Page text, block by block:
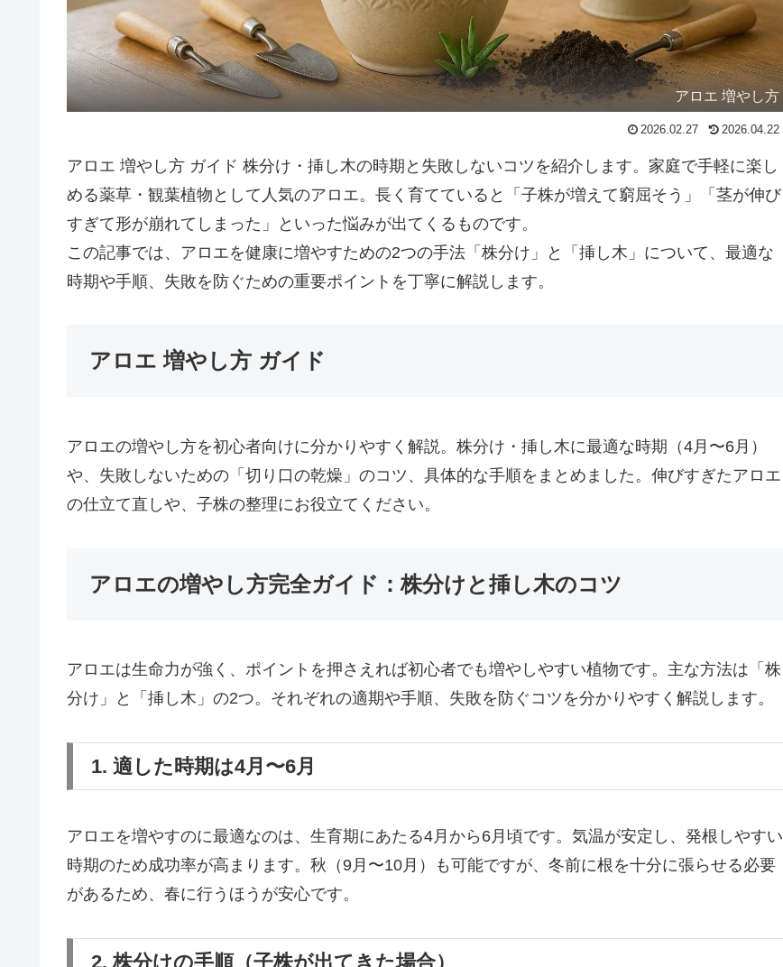
アロエ 増やし方
2026.02.27 2026.04.22
アロエ 増やし方 ガイド 株分け・挿し木の時期と失敗しないコツを紹介します。家庭で手軽に楽し
める薬草・観葉植物として人気のアロエ。長く育てていると「子株が増えて窮屈そう」「茎が伸び
すぎて形が崩れてしまった」といった悩みが出てくるものです。
この記事では、アロエを健康に増やすための2つの手法「株分け」と「挿し木」について、最適な
時期や手順、失敗を防ぐための重要ポイントを丁寧に解説します。
アロエ 増やし方 ガイド
アロエの増やし方を初心者向けに分かりやすく解説。株分け・挿し木に最適な時期（4月〜6月）
や、失敗しないための「切り口の乾燥」のコツ、具体的な手順をまとめました。伸びすぎたアロエ
の仕立て直しや、子株の整理にお役立てください。
アロエの増やし方完全ガイド：株分けと挿し木のコツ
アロエは生命力が強く、ポイントを押さえれば初心者でも増やしやすい植物です。主な方法は「株
分け」と「挿し木」の2つ。それぞれの適期や手順、失敗を防ぐコツを分かりやすく解説します。
1. 適した時期は4月〜6月
アロエを増やすのに最適なのは、生育期にあたる4月から6月頃です。気温が安定し、発根しやすい
時期のため成功率が高まります。秋（9月〜10月）も可能ですが、冬前に根を十分に張らせる必要
があるため、春に行うほうが安心です。
2. 株分けの手順（子株が出てきた場合）